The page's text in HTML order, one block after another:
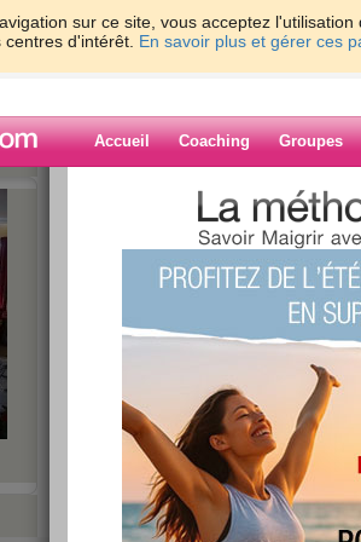
sur ce site, vous acceptez
d'intérêt. En savoir plus et gérer ces
Accueil Coaching Groupes
> nicoletonnellevaspart
Blog de
Un tracé pour de
publié le 21/12/2011 à 08:34